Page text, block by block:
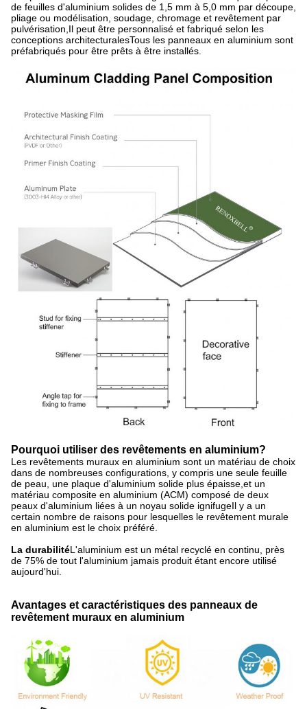
de feuilles d'aluminium solides de 1,5 mm à 5,0 mm par découpe,
pliage ou modélisation, soudage, chromage et revêtement par
pulvérisation,Il peut être personnalisé et fabriqué selon les
conceptions architecturalesTous les panneaux en aluminium sont
préfabriqués pour être prêts à être installés.
Pourquoi utiliser des revêtements en aluminium?
Les revêtements muraux en aluminium sont un matériau de choix
dans de nombreuses configurations, y compris une seule feuille
de peau, une plaque d'aluminium solide plus épaisse,et un
matériau composite en aluminium (ACM) composé de deux
peaux d'aluminium liées à un noyau solide ignifugeIl y a un
certain nombre de raisons pour lesquelles le revêtement murale
en aluminium est le choix préféré.
La durabilitéL'aluminium est un métal recyclé en continu, près
de 75% de tout l'aluminium jamais produit étant encore utilisé
aujourd'hui.
Avantages et caractéristiques des panneaux de
revêtement muraux en aluminium